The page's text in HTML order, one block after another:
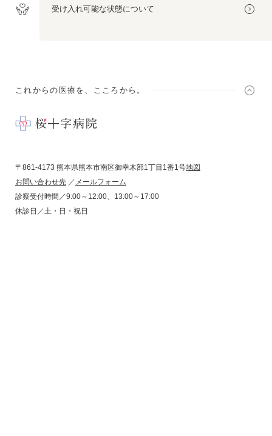
受け入れ可能な状態について
これからの医療を、こころから。
〒861-4173 熊本県熊本市南区御幸木部1丁目1番1号地図
お問い合わせ先 ／ メールフォーム
診察受付時間／9:00～12:00、13:00～17:00
休診日／土・日・祝日